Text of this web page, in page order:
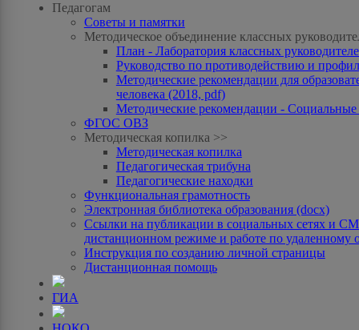
Педагогам
Советы и памятки
Методическое объединение классных
План - Лаборатория классных
Руководство по противодействию и
Методические рекомендации для
человека (2018, pdf)
Методические рекомендации -
ФГОС ОВЗ
Методическая копилка >>
Методическая копилка
Педагогическая трибуна
Педагогические находки
Функциональная грамотность
Электронная библиотека образования (docx)
Ссылки на публикации в социальных сетях и
дистанционном режиме и работе по удаленному
Инструкция по созданию личной страницы
Дистанционная помощь
ГИА